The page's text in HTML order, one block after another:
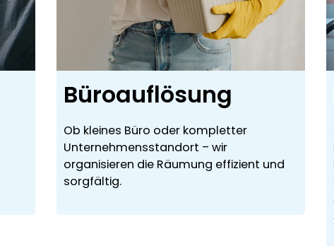
Büroauflösung
Ob kleines Büro oder kompletter
Unternehmensstandort – wir
organisieren die Räumung effizient und
sorgfältig.